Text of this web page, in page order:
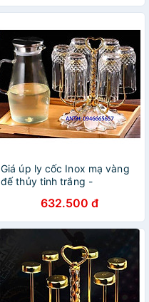
Giá úp ly cốc Inox mạ vàng
đế thủy tinh trắng -
632.500 đ